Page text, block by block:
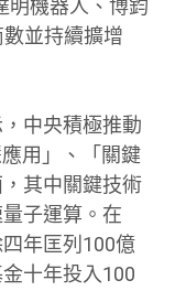
明機器人、博鈞
並持續擴增
中央積極推動
用」、「關鍵
其中關鍵技術
子運算。在
四年匡列100億
十年投入100